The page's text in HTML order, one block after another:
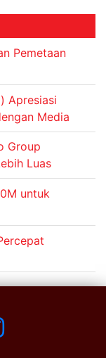
Pemetaan
Apresiasi
Media
Group
Luas
untuk